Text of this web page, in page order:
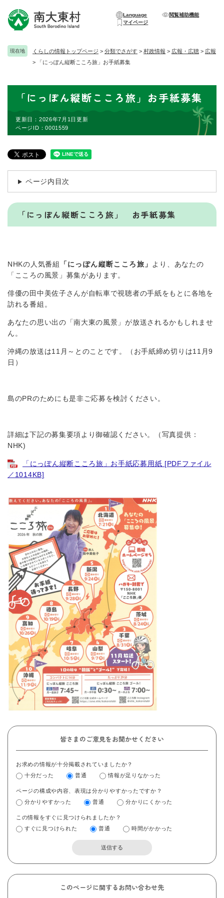
Language
閲覧補助機能
マイページ
現在地 くらしの情報トップページ > 分類でさがす > 村政情報 > 広報・広聴 > 広報
>
「にっぽん縦断こころ旅」お手紙募集
「にっぽん縦断こころ旅」お手紙募集
更新日：2026年7月1日更新
ページID：0001559
ページ内目次
「にっぽん縦断こころ旅」 お手紙募集
NHKの人気番組 「にっぽん縦断こころ旅」 より、あなたの
「こころの風景」募集があります。
俳優の田中美佐子さんが自転車で視聴者の手紙をもとに各地を
訪れる番組。
あなたの思い出の「南大東の風景」が放送されるかもしれませ
ん。
沖縄の放送は11月～とのことです。（お手紙締め切りは11月9
日）
島のPRのためにも是非ご応募を検討ください。
詳細は下記の募集要項より御確認ください。（写真提供：
NHK)​
「にっぽん縦断こころ旅」お手紙応募用紙 [PDFファイル
／1014KB]
皆さまのご意見をお聞かせください
お求めの情報が十分掲載されていましたか？
十分だった
普通 情報が足りなかった
ページの構成や内容、表現は分かりやすかったですか？
分かりやすかった
普通 分かりにくかった
この情報をすぐに見つけられましたか？
すぐに見つけられた
普通 時間がかかった
このページに関するお問い合わせ先